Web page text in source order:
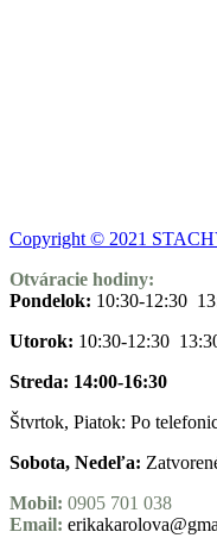
Copyright © 2021
Otváracie hodiny:
Pondelok: 10:30-12:30
Utorok: 10:30-12:30
Streda: 14:00-16:30
Štvrtok, Piatok: Po
Sobota, Nedeľa:
Mobil: 0905 701 038
Email: